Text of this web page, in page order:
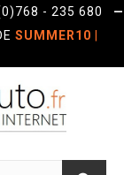
- 235 680
—
SUMMER10